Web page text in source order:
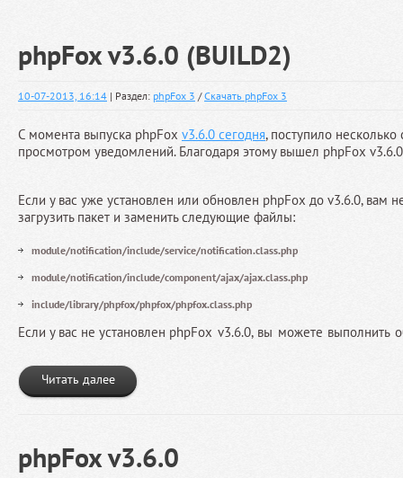
phpFox v3.6.0 (BUILD2)
10-07-2013, 16:14 | Раздел: phpFox 3 /Скачать phpFox 3
С момента выпуска phpFox v3.6.0 сегодня, поступило
просмотром уведомлений. Благодаря этому вышел phpFox
Если у вас уже установлен или обновлен phpFox до v3.6.0, вам
загрузить пакет и заменить следующие файлы:
module/notification/include/service/notification.class.php
module/notification/include/component/ajax/ajax.class.php
include/library/phpfox/phpfox/phpfox.class.php
Если у вас не установлен phpFox v3.6.0, вы можете выполнить
Читать далее
phpFox v3.6.0